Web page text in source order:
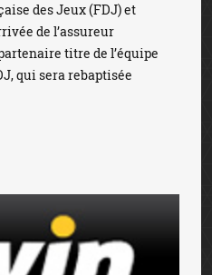
des Jeux (FDJ) et
de l’assureur
titre de l’équipe
qui sera rebaptisée